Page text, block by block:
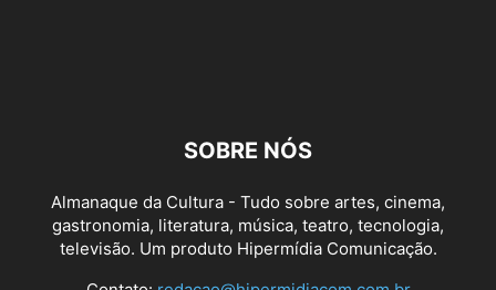
SOBRE NÓS
Almanaque da Cultura - Tudo sobre artes, cinema,
gastronomia, literatura, música, teatro, tecnologia,
televisão. Um produto Hipermídia Comunicação.